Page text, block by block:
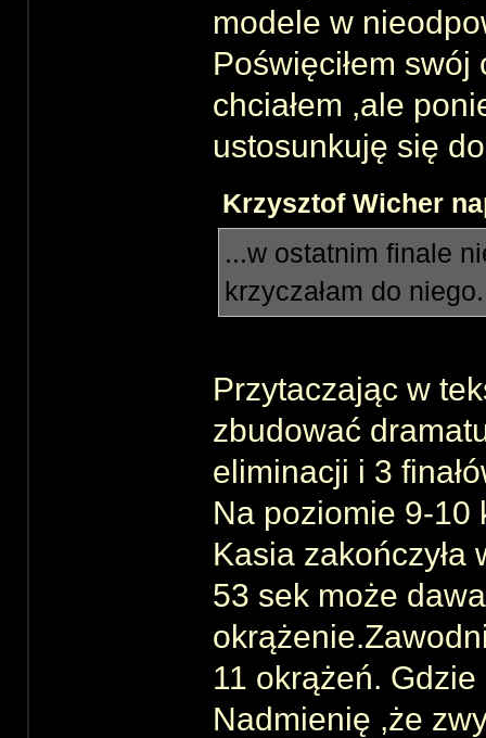
modele w
Poświęciłem
chciałem ,ale
ustosunkuję się
Krzysztof Wicher
...w ostatnim finale
krzyczałam do niego.
Przytaczając w
zbudować
eliminacji i 3
Na poziomie 9-10
Kasia
53 sek może
11 okrążeń.
Nadmienię ,że